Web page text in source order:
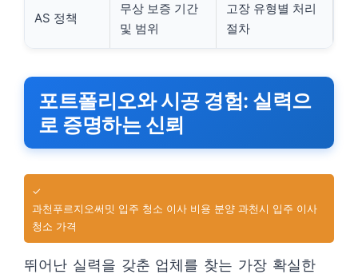
AS 정책
무상 보증 기간
및 범위
고장 유형별 처리
절차
포트폴리오와 시공 경험: 실력으
로 증명하는 신뢰
✓
과천푸르지오써밋 입주 청소 이사 비용 분양 과천시 입주 이사
청소 가격
뛰어난 실력을 갖춘 업체를 찾는 가장 확실한